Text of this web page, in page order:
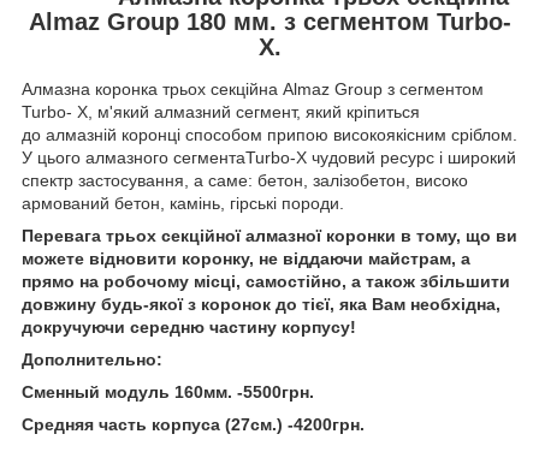
Almaz Group 180 мм. з сегментом Turbo-
X.
Алмазна коронка трьох секційна Almaz Group з сегментом
Turbo- X, м'який алмазний сегмент, який кріпиться
до алмазній коронці способом припою високоякісним сріблом.
У цього алмазного сегментаTurbo-X чудовий ресурс і широкий
спектр застосування, а саме: бетон, залізобетон, високо
армований бетон, камінь, гірські породи.
Перевага трьох секційної алмазної коронки в тому, що ви
можете відновити коронку, не віддаючи майстрам, а
прямо на робочому місці, самостійно, а також збільшити
довжину будь-якої з коронок до тієї, яка Вам необхідна,
докручуючи середню частину корпусу!
Дополнительно:
Сменный модуль 160мм. -5500грн.
Средняя часть корпуса (27см.) -4200грн.